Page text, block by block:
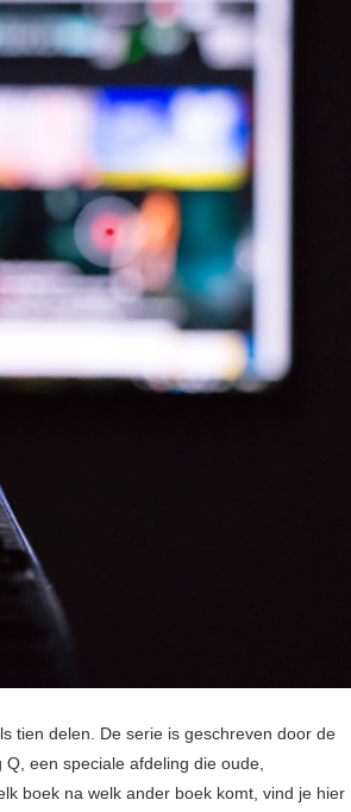
tien delen. De serie is geschreven door de
een speciale afdeling die oude,
boek na welk ander boek komt, vind je hier